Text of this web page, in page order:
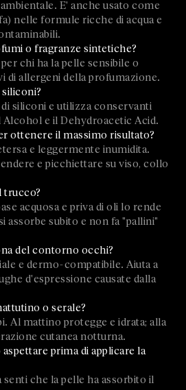
E' anche usato come
nelle formule ricche di acqua e
o fragranze sintetiche?
chi ha la pelle sensibile o
di allergeni della profumazione.
siliconi?
siliconi e utilizza conservanti
e il Dehydroacetic Acid.
ottenere il massimo risultato?
e leggermente inumidita.
e picchiettare su viso, collo
trucco?
acquosa e priva di oli lo rende
assorbe subito e non fa "pallini"
del contorno occhi?
e dermo-compatibile. Aiuta a
d'espressione causate dalla
o serale?
Al mattino protegge e idrata; alla
cutanea notturna.
aspettare prima di applicare la
senti che la pelle ha assorbito il